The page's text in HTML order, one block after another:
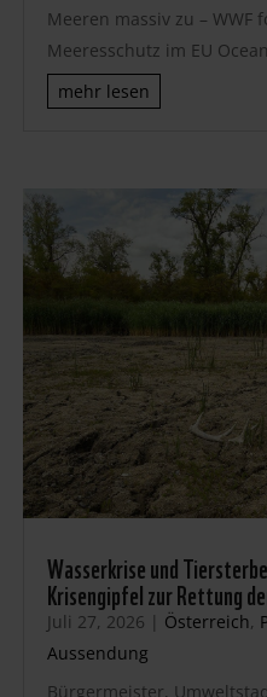
Meeren massiv zu –
Meeresschutz im EU
mehr lesen
Wasserkrise und
Krisengipfel zur Rettung
Juli 27, 2026 | Österreich,
Aussendung
Bürgermeister,